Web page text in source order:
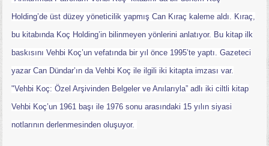
Holding’de üst düzey yöneticilik yapmış Can Kıraç kaleme aldı. Kıraç,
bu kitabında Koç Holding’in bilinmeyen yönlerini anlatıyor. Bu kitap ilk
baskısını Vehbi Koç’un vefatında bir yıl önce 1995’te yaptı. Gazeteci
yazar Can Dündar’ın da Vehbi Koç ile ilgili iki kitapta imzası var.
"Vehbi Koç: Özel Arşivinden Belgeler ve Anılarıyla” adlı iki ciltli kitap
Vehbi Koç’un 1961 başı ile 1976 sonu arasındaki 15 yılın siyasi
notlarının derlenmesinden oluşuyor.